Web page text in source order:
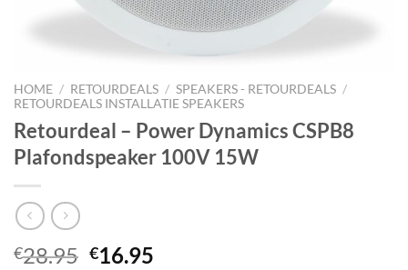
HOME / RETOURDEALS / SPEAKERS - RETOURDEALS /
RETOURDEALS INSTALLATIE SPEAKERS
Retourdeal – Power Dynamics CSPB8
Plafondspeaker 100V 15W
€28.95 Oorspronkelijke
€16.95